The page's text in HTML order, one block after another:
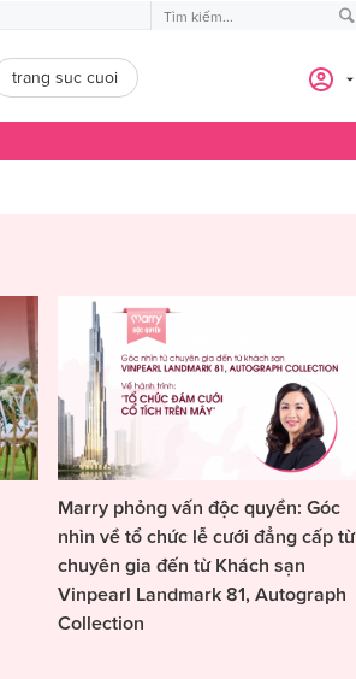
trang suc cuoi
Marry phỏng vấn độc quyền: Góc
nhìn về tổ chức lễ cưới đẳng cấp từ
chuyên gia đến từ Khách sạn
Vinpearl Landmark 81, Autograph
Collection